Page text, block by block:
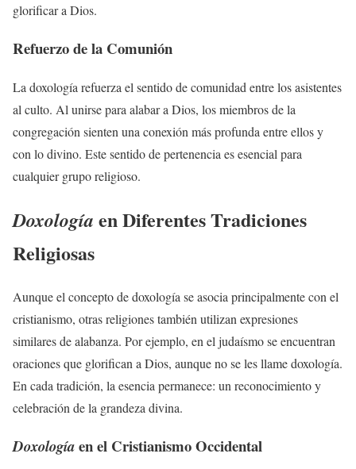
glorificar a Dios.
Refuerzo de la Comunión
La doxología refuerza el sentido de comunidad entre los asistentes
al culto. Al unirse para alabar a Dios, los miembros de la
congregación sienten una conexión más profunda entre ellos y
con lo divino. Este sentido de pertenencia es esencial para
cualquier grupo religioso.
Doxología en Diferentes Tradiciones
Religiosas
Aunque el concepto de doxología se asocia principalmente con el
cristianismo, otras religiones también utilizan expresiones
similares de alabanza. Por ejemplo, en el judaísmo se encuentran
oraciones que glorifican a Dios, aunque no se les llame doxología.
En cada tradición, la esencia permanece: un reconocimiento y
celebración de la grandeza divina.
Doxologíaen el Cristianismo Occidental